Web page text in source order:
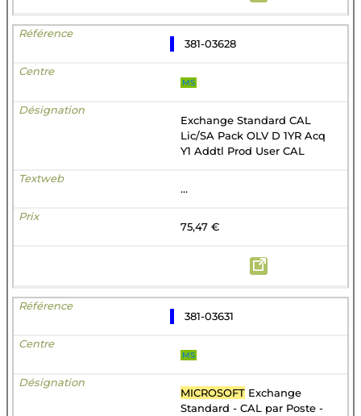
381-03628
MS
Exchange Standard CAL
Lic/SA Pack OLV D 1YR Acq
Y1 Addtl Prod User CAL
...
75,47 €
381-03631
MS
MICROSOFT Exchange
Standard - CAL par Poste -